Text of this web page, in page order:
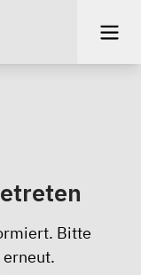
Bitte
erneut.